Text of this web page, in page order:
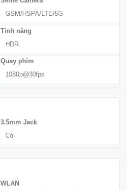
GSM/HSPA/LTE/5G
Tính năng
HDR
Quay phim
1080p@30fps
3.5mm Jack
Có
WLAN